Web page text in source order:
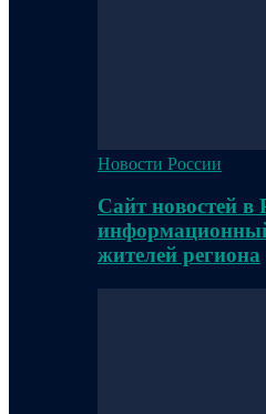
Новости России
Сайт новостей в
жителей региона